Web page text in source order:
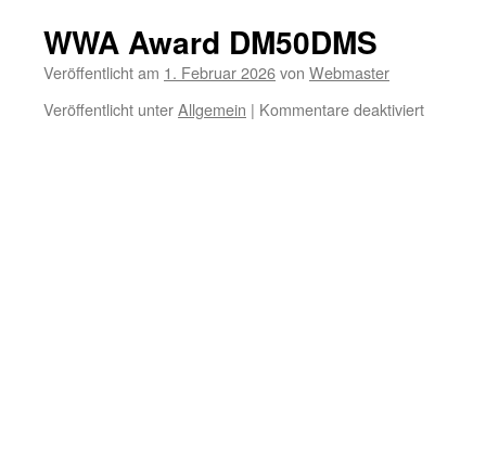
WWA Award DM50DMS
Veröffentlicht am 1. Februar 2026von Webmaster
Veröffentlicht unterAllgemein | Kommentare deaktiviertfür